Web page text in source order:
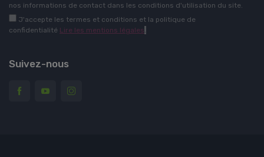
nos informations de contact dans les conditions d'utilisation du site.
J'accepte les termes et conditions et la politique de
confidentialité Lire les mentions légales.
Suivez-nous